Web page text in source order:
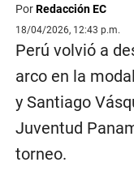
PorRedacción EC
18/04/2026, 12:43 p.m.
Perú volvió a
arco en la
y Santiago
Juventud
torneo.